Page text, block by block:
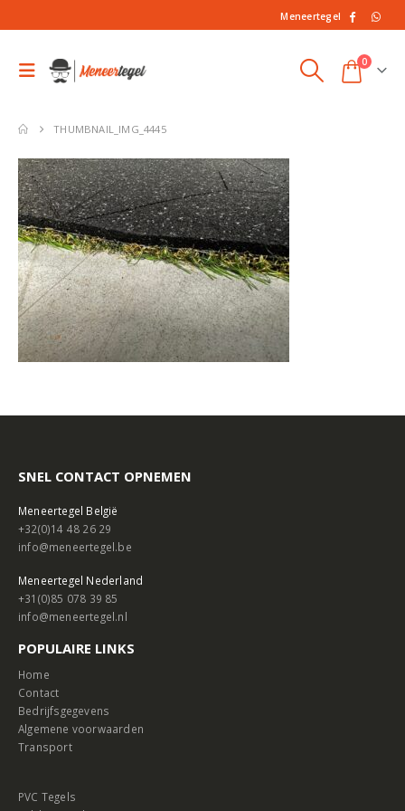
Meneertegel
0
THUMBNAIL_IMG_4445
SNEL CONTACT OPNEMEN
Meneertegel België
+32(0)14 48 26 29
info@meneertegel.be
Meneertegel Nederland
+31(0)85 078 39 85
info@meneertegel.nl
POPULAIRE LINKS
Home
Contact
Bedrijfsgegevens
Algemene voorwaarden
Transport
PVC Tegels